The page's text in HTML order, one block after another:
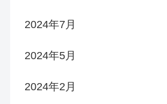
2024年7月
2024年5月
2024年2月